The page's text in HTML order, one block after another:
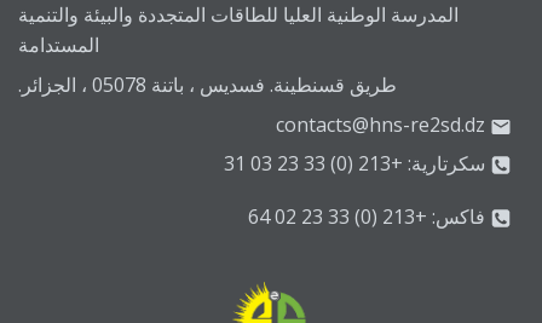
المدرسة الوطنية العليا للطاقات المتجددة والبيئة والتنمية
المستدامة
طريق قسنطينة. فسديس ، باتنة 05078 ، الجزائر.
contacts@hns-re2sd.dz
سكرتارية: +213 (0) 33 23 03 31
فاكس: +213 (0) 33 23 02 64